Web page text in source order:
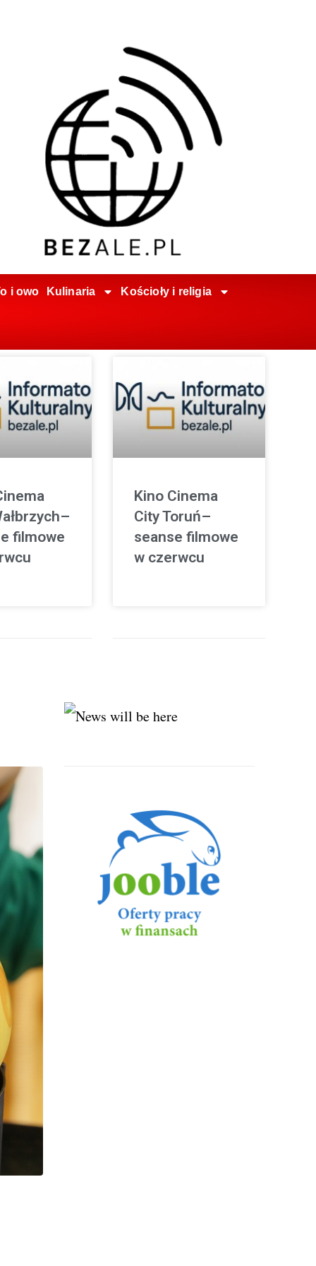
i owo Kulinaria Kościoły i religia
filmowe
Kino Cinema
City Toruń–
seanse filmowe
w czerwcu